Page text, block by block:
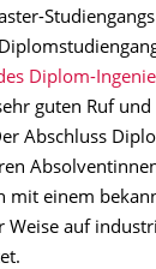
Diplom-
guten Ruf und
Abschluss
mit einem
Weise auf